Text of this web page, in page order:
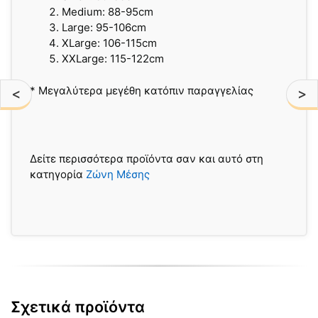
< >
Medium: 88-95cm
Large: 95-106cm
XLarge: 106-115cm
XXLarge: 115-122cm
* Μεγαλύτερα μεγέθη κατόπιν παραγγελίας
Δείτε περισσότερα προϊόντα σαν και αυτό στη
κατηγορία Ζώνη Μέσης
Σχετικά προϊόντα